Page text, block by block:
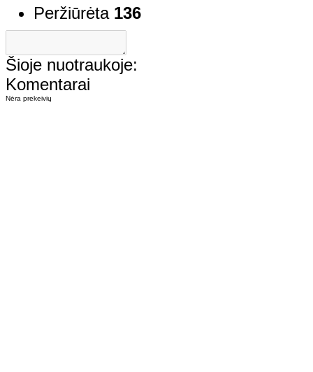
Peržiūrėta 136
Šioje nuotraukoje:
Komentarai
Nėra prekeivių